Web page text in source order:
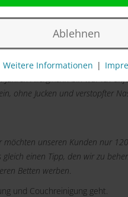
"Ich probiere es aus". Per
Smalltalk begann er mit
Anschluss machte er gleich
Allergikerin bin war ich
ohne Jucken und verstopfter
unseren Kunden nur
einen Tipp, den wir zu
Betten werben.
und Couchreinigung geht.
Ablehnen
Weitere Informationen |